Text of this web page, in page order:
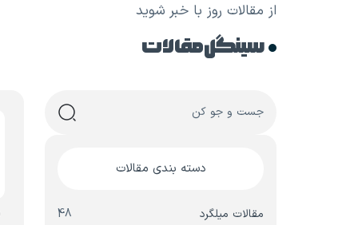
از مقالات روز با خبر شوید
سینگل مقالات
دسته بندی مقالات
مقالات میلگرد
48